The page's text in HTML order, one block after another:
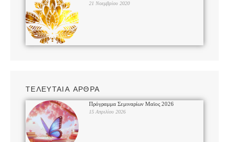
21 Νοεμβρίου 2020
ΤΕΛΕΥΤΑΙΑ ΑΡΘΡΑ
Πρόγραμμα Σεμιναρίων Μαϊος 2026
15 Απριλίου 2026